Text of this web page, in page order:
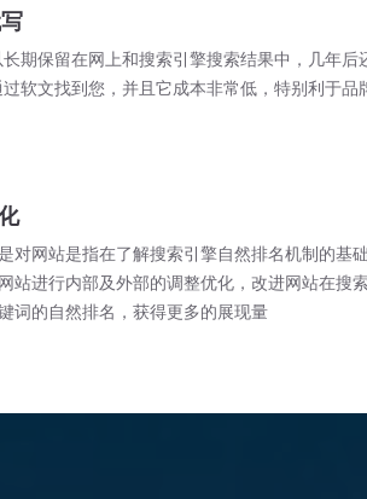
期保留在网上和搜索引擎搜索结果中，几年后
软文找到您，并且它成本非常低，特别利于品
对网站是指在了解搜索引擎自然排名机制的基础
站进行内部及外部的调整优化，改进网站在搜
词的自然排名，获得更多的展现量